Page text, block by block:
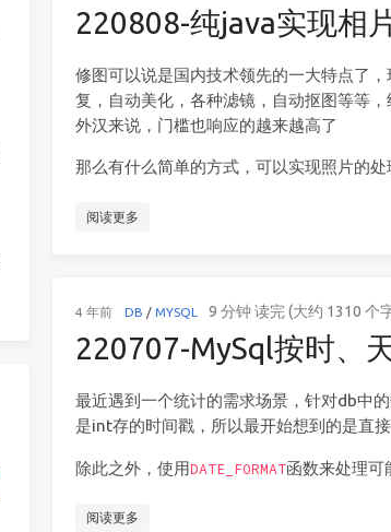
220808-纯java实现相
修图可以说是国内技术领先的一大特点了
复，自动美化，各种滤镜，自动抠图等等
外汉来说，门槛也响应的越来越高了
那么有什么简单的方式，可以实现照片的
阅读更多
4 年前 DB / MYSQL 9 分钟 读完 (大约 1310 个
220707-MySql按时、
最近遇到一个统计的需求场景，针对db中
是int存的时间戳，所以最开始想到的是直
除此之外，使用DATE_FORMAT函数来处理可
阅读更多